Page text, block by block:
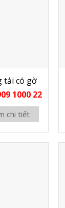
tải có gờ
1000 22
chi tiết